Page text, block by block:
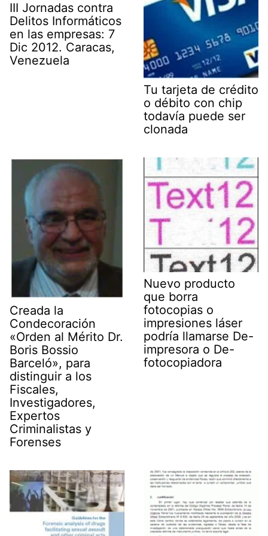
III Jornadas contra
Delitos Informáticos
en las empresas: 7
Dic 2012. Caracas,
Venezuela
Tu tarjeta de crédito
o débito con chip
todavía puede ser
clonada
Creada la
Condecoración
«Orden al Mérito Dr.
Boris Bossio
Barceló», para
distinguir a los
Fiscales,
Investigadores,
Expertos
Criminalistas y
Forenses
Nuevo producto
que borra
fotocopias o
impresiones láser
podría llamarse De-
impresora o De-
fotocopiadora